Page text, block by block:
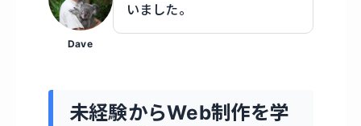
Dave
いました。
未経験からWeb制作を学